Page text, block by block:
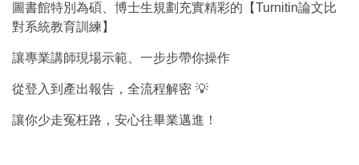
圖書館特別為碩、博士生規劃充實精彩的【Turnitin論文比
對系統教育訓練】
讓專業講師現場示範、一步步帶你操作
從登入到產出報告，全流程解密 💡
讓你少走冤枉路，安心往畢業邁進！